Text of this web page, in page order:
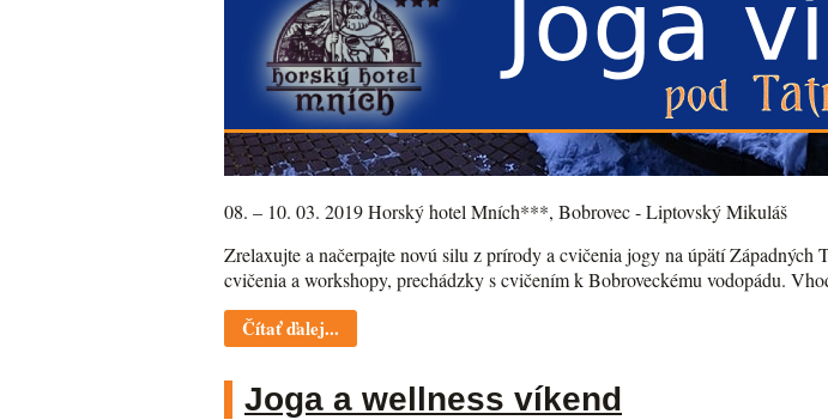
08. – 10. 03. 2019 Horský hotel Mních***, Bobrovec - Liptovský Mikuláš
Zrelaxujte a načerpajte novú silu z prírody a cvičenia jogy na úpätí
cvičenia a workshopy, prechádzky s cvičením k Bobroveckému vodopádu.
Čítať ďalej...
Joga a wellness víkend